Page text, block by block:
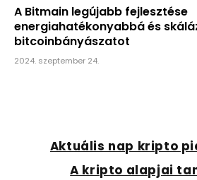
A Bitmain legújabb fejlesztése
energiahatékonyabbá és
bitcoinbányászatot
2024. szeptember 24.
Aktuális nap kripto
A kripto alapjai